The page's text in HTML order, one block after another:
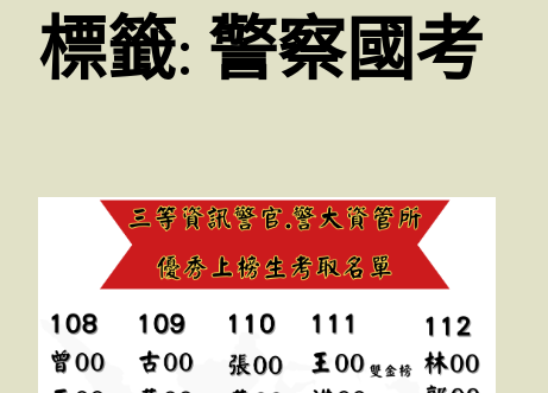
標籤: 警察國考